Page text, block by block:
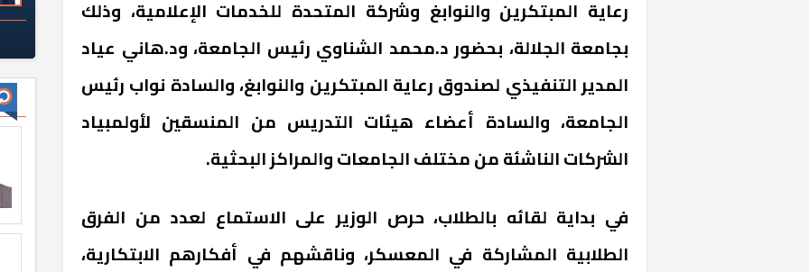
رعاية المبتكرين والنوابغ وشركة المتحدة للخدمات الإعلامية، وذلك
بجامعة الجلالة، بحضور د.محمد الشناوي رئيس الجامعة، ود.هاني عياد
المدير التنفيذي لصندوق رعاية المبتكرين والنوابغ، والسادة نواب رئيس
الجامعة، والسادة أعضاء هيئات التدريس من المنسقين لأولمبياد
الشركات الناشئة من مختلف الجامعات والمراكز البحثية.
في بداية لقائه بالطلاب، حرص الوزير على الاستماع لعدد من الفرق
الطلابية المشاركة في المعسكر، وناقشهم في أفكارهم الابتكارية،